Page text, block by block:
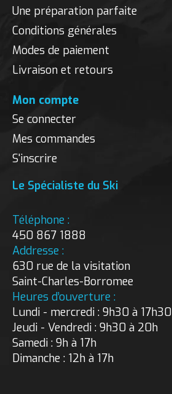
Une préparation parfaite
Conditions générales
Modes de paiement
Livraison et retours
Mon compte
Se connecter
Mes commandes
S'inscrire
Le Spécialiste du Ski
Téléphone :
450 867 1888
Addresse :
630 rue de la visitation
Saint-Charles-Borromee
Heures d’ouverture :
Lundi - mercredi : 9h30 à 17h30
Jeudi - Vendredi : 9h30 à 20h
Samedi : 9h à 17h
Dimanche : 12h à 17h